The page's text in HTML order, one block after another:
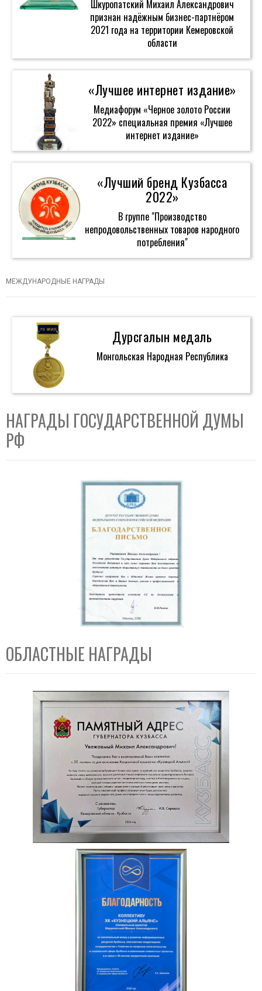
Шкуропатский Михаил Александрович
признан надёжным бизнес-партнёром
2021 года на территории Кемеровской
области
«Лучшее интернет издание»
Медиафорум «Черное золото России
2022» специальная премия «Лучшее
интернет издание»
«Лучший бренд Кузбасса
2022»
В группе "Производство
непродовольственных товаров народного
потребления"
МЕЖДУНАРОДНЫЕ НАГРАДЫ
Дурсгалын медаль
Монгольская Народная Республика
НАГРАДЫ ГОСУДАРСТВЕННОЙ ДУМЫ
РФ
ОБЛАСТНЫЕ НАГРАДЫ